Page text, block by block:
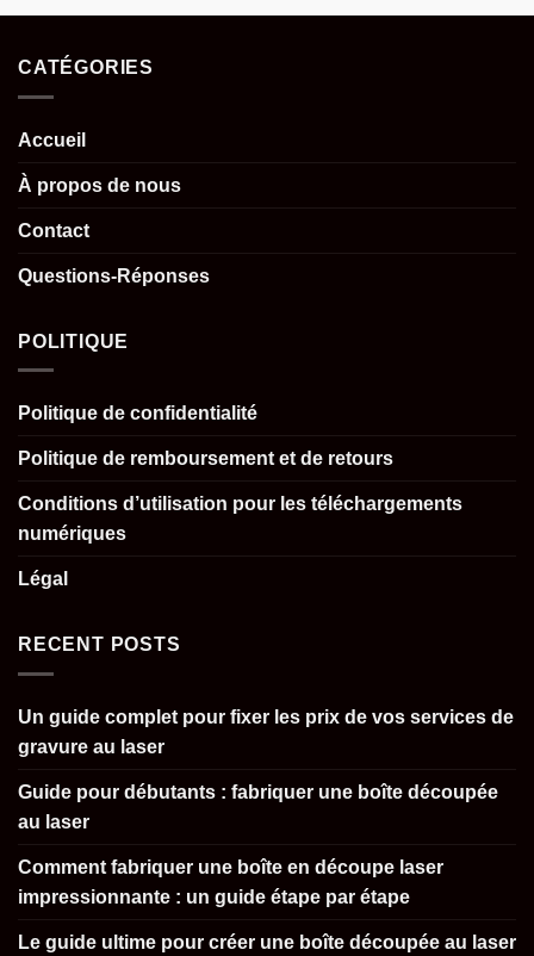
CATÉGORIES
Accueil
À propos de nous
Contact
Questions-Réponses
POLITIQUE
Politique de confidentialité
Politique de remboursement et de retours
Conditions d’utilisation pour les téléchargements
numériques
Légal
RECENT POSTS
Un guide complet pour fixer les prix de vos services de
gravure au laser
Guide pour débutants : fabriquer une boîte découpée
au laser
Comment fabriquer une boîte en découpe laser
impressionnante : un guide étape par étape
Le guide ultime pour créer une boîte découpée au laser